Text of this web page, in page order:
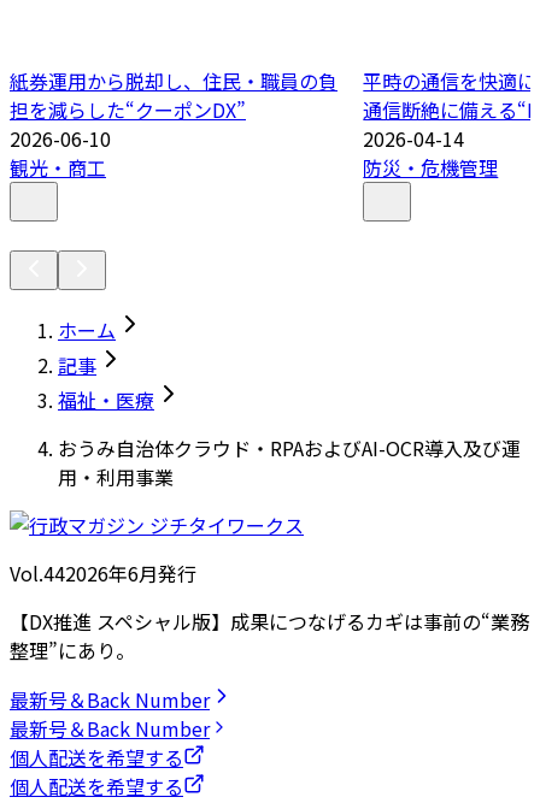
紙券運用から脱却し、住民・職員の負
担を減らした“クーポンDX”
2026-06-10
観光・商工
平時の通信を快適
通信断絶に備える
2026-04-14
防災・危機管理
ホーム
記事
福祉・医療
おうみ自治体クラウド・RPAおよびAI-OCR導入及び運
用・利用事業
Vol.442026年6月発行
【DX推進 スペシャル版】成果につなげるカギは事前の“業務
整理”にあり。
最新号＆Back Number
最新号＆Back Number
個人配送を希望する
個人配送を希望する